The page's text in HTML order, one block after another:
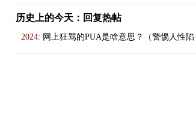
历史上的今天：回复热帖
2024: 网上狂骂的PUA是啥意思？（警惕人性陷